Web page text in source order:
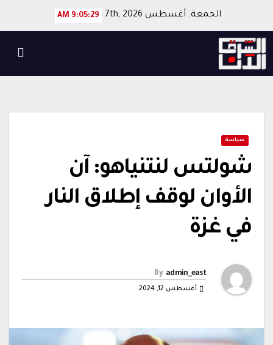
content
الجمعة. أغسطس 7th, 2026 9:05:29 AM
سياسة
شولتس لنتنياهو: آن
الأوان لوقف إطلاق النار
في غزة
By admin_east
أغسطس 12, 2024